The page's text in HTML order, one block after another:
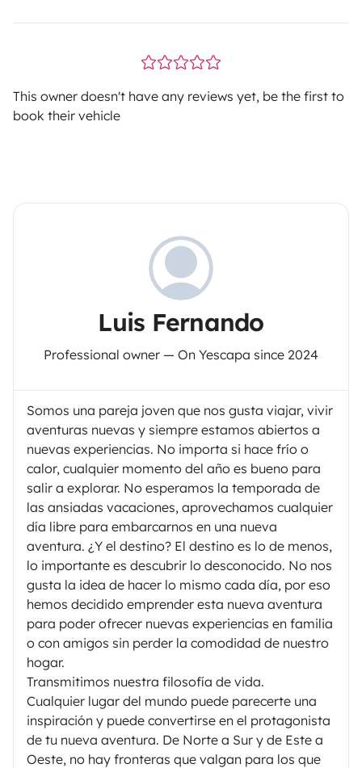
This owner doesn't have any reviews yet, be the first to
book their vehicle
Luis Fernando
Professional owner — On Yescapa since 2024
Somos una pareja joven que nos gusta viajar, vivir
aventuras nuevas y siempre estamos abiertos a
nuevas experiencias. No importa si hace frío o
calor, cualquier momento del año es bueno para
salir a explorar. No esperamos la temporada de
las ansiadas vacaciones, aprovechamos cualquier
día libre para embarcarnos en una nueva
aventura. ¿Y el destino? El destino es lo de menos,
lo importante es descubrir lo desconocido. No nos
gusta la idea de hacer lo mismo cada día, por eso
hemos decidido emprender esta nueva aventura
para poder ofrecer nuevas experiencias en familia
o con amigos sin perder la comodidad de nuestro
hogar.
Transmitimos nuestra filosofía de vida.
Cualquier lugar del mundo puede parecerte una
inspiración y puede convertirse en el protagonista
de tu nueva aventura. De Norte a Sur y de Este a
Oeste, no hay fronteras que valgan para los que